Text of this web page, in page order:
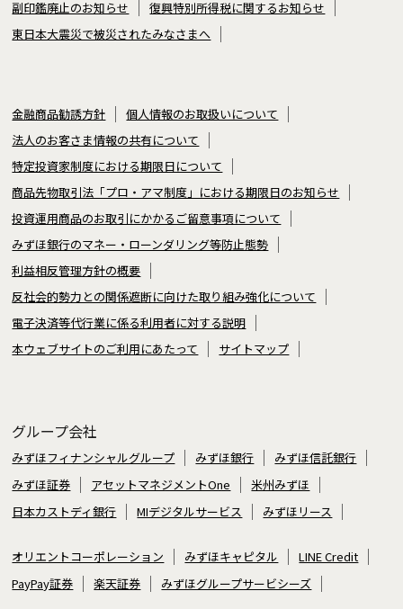
副印鑑廃止のお知らせ
復興特別所得税に関するお知らせ
東日本大震災で被災されたみなさまへ
金融商品勧誘方針
個人情報のお取扱いについて
法人のお客さま情報の共有について
特定投資家制度における期限日について
商品先物取引法「プロ・アマ制度」における期限日のお知らせ
投資運用商品のお取引にかかるご留意事項について
みずほ銀行のマネー・ローンダリング等防止態勢
利益相反管理方針の概要
反社会的勢力との関係遮断に向けた取り組み強化について
電子決済等代行業に係る利用者に対する説明
本ウェブサイトのご利用にあたって
サイトマップ
グループ会社
みずほフィナンシャルグループ みずほ銀行
みずほ信託銀行
みずほ証券
アセットマネジメントOne
米州みずほ
日本カストディ銀行
MIデジタルサービス みずほリース
オリエントコーポレーション みずほキャピタル
LINE Credit
PayPay証券
楽天証券 みずほグループサービシーズ